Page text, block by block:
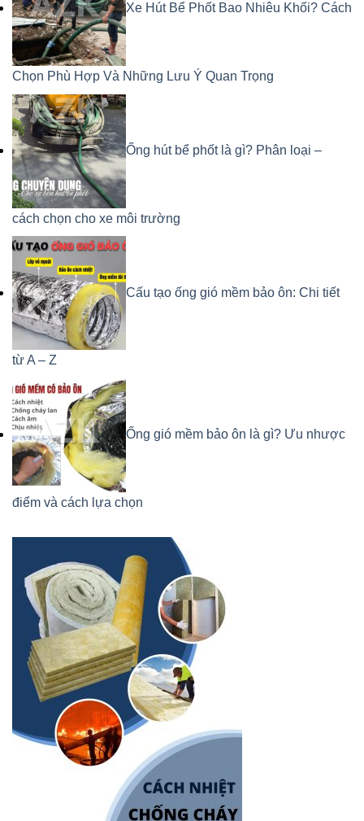
Xe Hút Bể Phốt Bao Nhiêu Khối? Cách
Chọn Phù Hợp Và Những Lưu Ý Quan Trọng
Ống hút bể phốt là gì? Phân loại –
cách chọn cho xe môi trường
Cấu tạo ống gió mềm bảo ôn: Chi tiết
từ A – Z
Ống gió mềm bảo ôn là gì? Ưu nhược
điểm và cách lựa chọn